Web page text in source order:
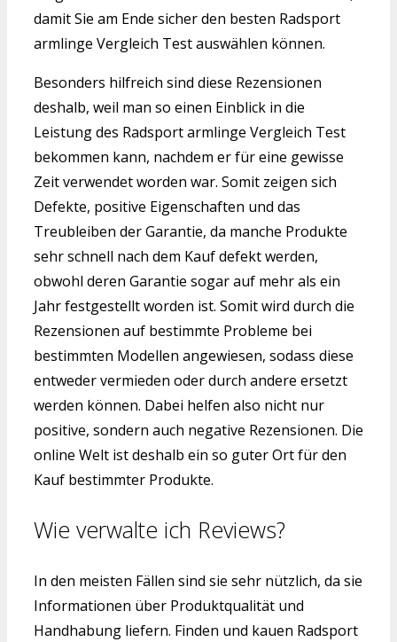
damit Sie am Ende sicher den besten Radsport
armlinge Vergleich Test auswählen können.
Besonders hilfreich sind diese Rezensionen
deshalb, weil man so einen Einblick in die
Leistung des Radsport armlinge Vergleich Test
bekommen kann, nachdem er für eine gewisse
Zeit verwendet worden war. Somit zeigen sich
Defekte, positive Eigenschaften und das
Treubleiben der Garantie, da manche Produkte
sehr schnell nach dem Kauf defekt werden,
obwohl deren Garantie sogar auf mehr als ein
Jahr festgestellt worden ist. Somit wird durch die
Rezensionen auf bestimmte Probleme bei
bestimmten Modellen angewiesen, sodass diese
entweder vermieden oder durch andere ersetzt
werden können. Dabei helfen also nicht nur
positive, sondern auch negative Rezensionen. Die
online Welt ist deshalb ein so guter Ort für den
Kauf bestimmter Produkte.
Wie verwalte ich Reviews?
In den meisten Fällen sind sie sehr nützlich, da sie
Informationen über Produktqualität und
Handhabung liefern. Finden und kauen Radsport